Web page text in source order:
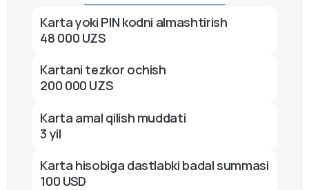
Karta yoki PIN kodni almashtirish
48 000 UZS
Kartani tezkor ochish
200 000 UZS
Karta amal qilish muddati
3 yil
Karta hisobiga dastlabki badal summasi
100 USD